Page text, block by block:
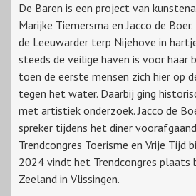
De Baren is een project van
Marijke Tiemersma en Jacco de
de Leeuwarder terp Nijehove in
steeds de veilige haven is voor haar
toen de eerste mensen zich hier op
tegen het water. Daarbij ging
met artistiek onderzoek. Jacco de
spreker tijdens het diner
Trendcongres Toerisme en Vrije Tijd
2024 vindt het Trendcongres plaats
Zeeland in Vlissingen.